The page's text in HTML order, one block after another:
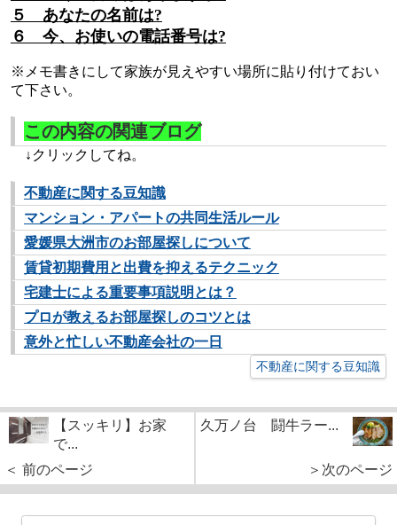
５ あなたの名前は?
６ 今、お使いの電話番号は?
※メモ書きにして家族が見えやすい場所に貼り付けておい
て下さい。
この内容の関連ブログ
↓クリックしてね。
不動産に関する豆知識
マンション・アパートの共同生活ルール
愛媛県大洲市のお部屋探しについて
賃貸初期費用と出費を抑えるテクニック
宅建士による重要事項説明とは？
プロが教えるお部屋探しのコツとは
意外と忙しい不動産会社の一日
不動産に関する豆知識
【スッキリ】お家
で...
＜ 前のページ
久万ノ台 闘牛ラー...
＞次のページ